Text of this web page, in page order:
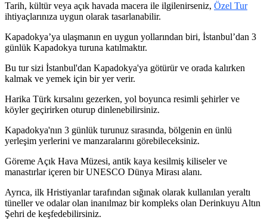
Tarih, kültür veya açık havada macera ile ilgilenirseniz, Özel Tur
ihtiyaçlarınıza uygun olarak tasarlanabilir.
Kapadokya’ya ulaşmanın en uygun yollarından biri, İstanbul’dan 3
günlük Kapadokya turuna katılmaktır.
Bu tur sizi İstanbul'dan Kapadokya'ya götürür ve orada kalırken
kalmak ve yemek için bir yer verir.
Harika Türk kırsalını gezerken, yol boyunca resimli şehirler ve
köyler geçirirken oturup dinlenebilirsiniz.
Kapadokya'nın 3 günlük turunuz sırasında, bölgenin en ünlü
yerleşim yerlerini ve manzaralarını görebileceksiniz.
Göreme Açık Hava Müzesi, antik kaya kesilmiş kiliseler ve
manastırlar içeren bir UNESCO Dünya Mirası alanı.
Ayrıca, ilk Hristiyanlar tarafından sığınak olarak kullanılan yeraltı
tüneller ve odalar olan inanılmaz bir kompleks olan Derinkuyu Altın
Şehri de keşfedebilirsiniz.